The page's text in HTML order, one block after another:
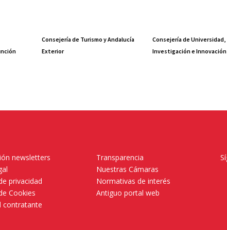
Consejería de Turismo y Andalucía
Exterior
Consejería de Universidad,
Investigación e Innovación
newsletters
privacidad
Cookies
contratante
Transparencia
Nuestras Cámaras
Normativas de interés
Antiguo portal web